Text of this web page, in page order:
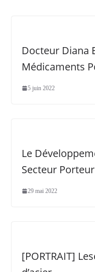
Docteur Diana
Médicaments
5 juin 2022
Le
Secteur
29 mai 2022
[PORTRAIT]